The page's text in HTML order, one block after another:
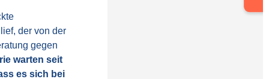
der von der
gegen
warten seit
es sich bei